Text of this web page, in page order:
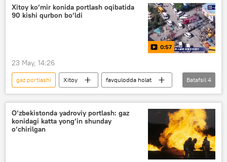
Shavkat Mirziyoyev
O‘zbekiston
Xitoy
Xitoy ko‘mir konida portlash oqibatida
90 kishi qurbon bo‘ldi
0:57
23 May, 14:26
gaz portlashi Xitoy
favqulodda holat
ko‘mir mahsuloti
portlash
portlash xavfi
Video
Batafsil 4
O‘zbekistonda yadroviy portlash: gaz
konidagi katta yong‘in shunday
o‘chirilgan